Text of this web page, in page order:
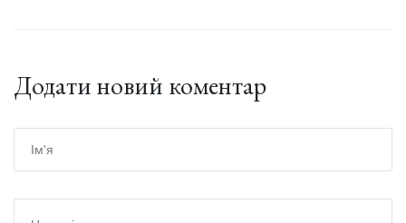
Додати новий коментар